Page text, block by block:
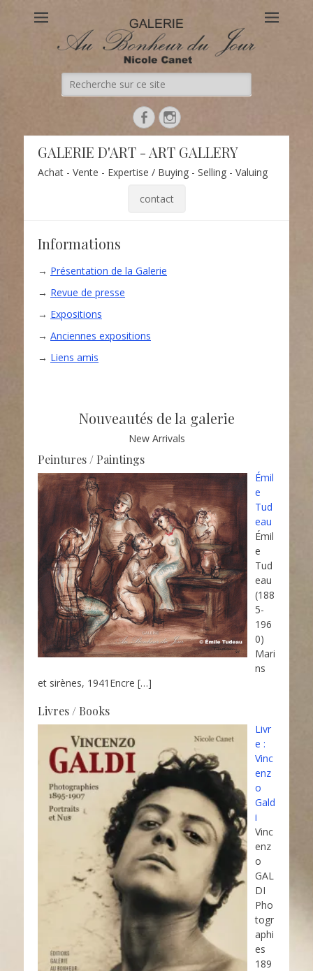
Au Bonheur du Jour
Le site officiel de la Galerie d'Art Au Bonheur du Jour – Nicole
Canet à Paris
Recherche
de:
FacebookInstagram
GALERIE D'ART - ART GALLERY
Achat - Vente - Expertise / Buying - Selling - Valuing
contact
Informations
→ Présentation de la Galerie
→ Revue de presse
→ Expositions
→ Anciennes expositions
→ Liens amis
Nouveautés de la galerie
New Arrivals
Peintures / Paintings
Émil
e
Tud
eau
Émil
e
Tud
eau
(188
5-
196
0)
Mari
ns
et sirènes, 1941Encre […]
Livres / Books
Livr
e :
Vinc
enz
o
Gald
i
Vinc
enz
o
GAL
DI
Pho
togr
aphi
es
189